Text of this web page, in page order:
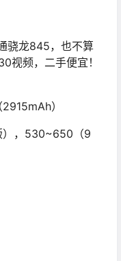
骁龙845，也不算
视频，二手便宜！
）
），530~650（9